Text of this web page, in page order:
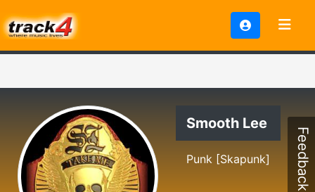
Smooth Lee
Punk [Skapunk] Feedback